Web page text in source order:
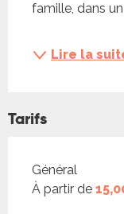
famille, dans
Lire la
Tarifs
Tarifs 2026
Général
À partir de